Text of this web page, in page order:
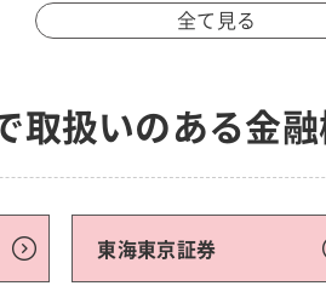
全て見る
取扱いのある金
東海東京証券